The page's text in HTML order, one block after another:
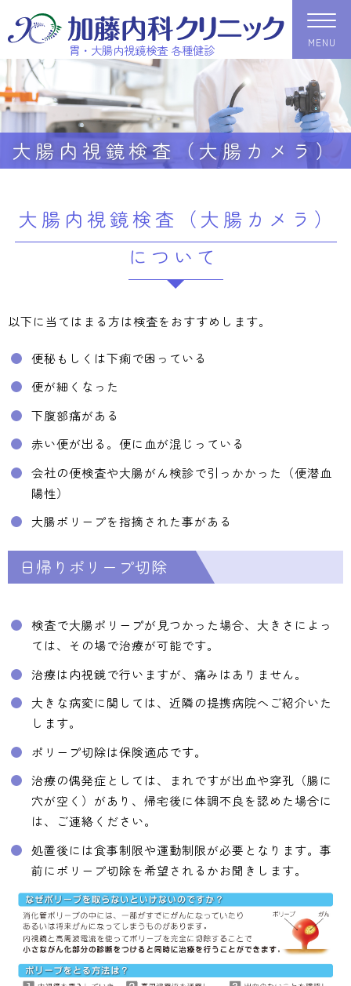
胃・大腸内視鏡検査 各種健診 MENU
大腸内視鏡検査（大腸カメラ）
大腸内視鏡検査（大腸カメラ）
について
以下に当てはまる方は検査をおすすめします。
便秘もしくは下痢で困っている
便が細くなった
下腹部痛がある
赤い便が出る。便に血が混じっている
会社の便検査や大腸がん検診で引っかかった（便潜血
陽性）
大腸ポリープを指摘された事がある
日帰りポリープ切除
検査で大腸ポリープが見つかった場合、大きさによっ
ては、その場で治療が可能です。
治療は内視鏡で行いますが、痛みはありません。
大きな病変に関しては、近隣の提携病院へご紹介いた
します。
ポリープ切除は保険適応です。
治療の偶発症としては、まれですが出血や穿孔（腸に
穴が空く）があり、帰宅後に体調不良を認めた場合に
は、ご連絡ください。
処置後には食事制限や運動制限が必要となります。事
前にポリープ切除を希望されるかお聞きします。